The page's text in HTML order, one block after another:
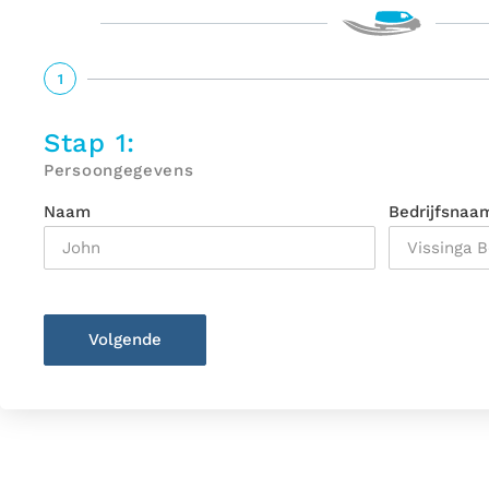
1
Stap 1:
Persoongegevens
Naam
Volgende